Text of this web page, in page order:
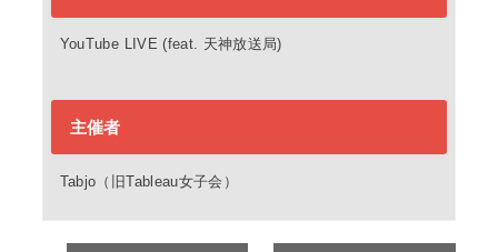
YouTube LIVE (feat. 天神放送局)
主催者
Tabjo（旧Tableau女子会）